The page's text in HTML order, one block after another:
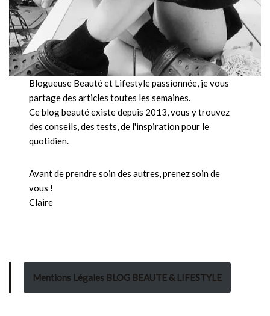
Blogueuse Beauté et Lifestyle passionnée, je vous
partage des articles toutes les semaines.
Ce blog beauté existe depuis 2013, vous y trouvez
des conseils, des tests, de l'inspiration pour le
quotidien.
Avant de prendre soin des autres, prenez soin de
vous !
Claire
Mentions Légales BLOG BEAUTE & LIFESTYLE